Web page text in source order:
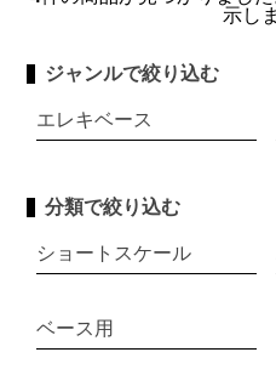
示し
ジャンルで絞り込む
エレキベース
分類で絞り込む
ショートスケール
ベース用